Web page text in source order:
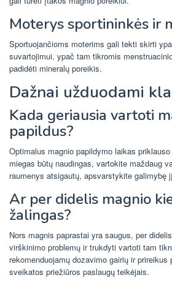
Moterys sportininkės ir
Sportuojančioms moterims gali tekti skirti
suvartojimui, ypač tam tikromis
padidėti mineralų poreikis.
Dažnai užduodami
Kada geriausia vartoti
papildus?
Optimalus magnio papildymo laikas
miegas būtų naudingas, vartokite maždaug
raumenys atsigautų, apsvarstykite galimybę
Ar per didelis magnio
žalingas?
Nors magnis paprastai yra saugus, per
virškinimo problemų ir trukdyti vartoti tam
rekomenduojamų dozavimo gairių ir
sveikatos priežiūros paslaugų teikėjais.